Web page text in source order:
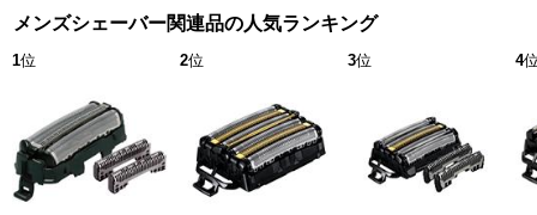
メンズシェーバー関連品の人気ランキング
1位 2位 3位 4